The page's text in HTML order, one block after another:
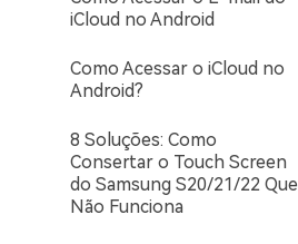
iCloud no Android
Como Acessar o iCloud no
Android?
8 Soluções: Como
Consertar o Touch Screen
do Samsung S20/21/22 Que
Não Funciona